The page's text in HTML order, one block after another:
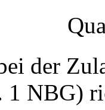
der
1 NBG)